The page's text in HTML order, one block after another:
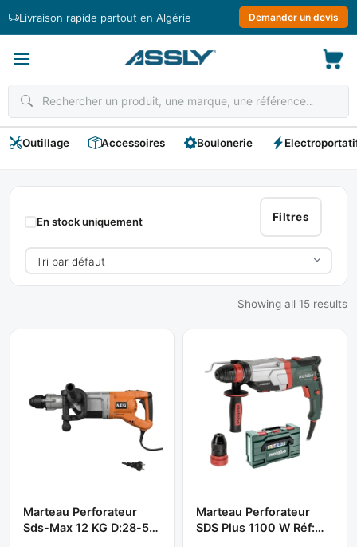
Livraison rapide partout en Algérie Demander un devis
Outillage Accessoires Boulonerie
Marteau-
Perforateur
Filtres
En stock uniquement
Showing all 15 results
Marteau Perforateur
Sds-Max 12 KG D:28-50
Marteau Perforateur
SDS Plus 1100 W Réf: